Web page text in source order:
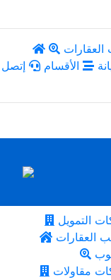
العقارات
الأقسام
إتصل
التمويل
العقارات
مقاولات